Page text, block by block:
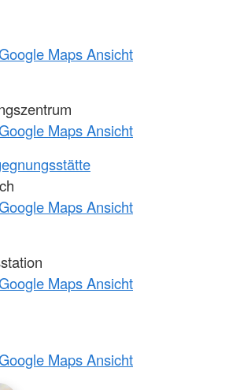
Maps Ansicht
Maps Ansicht
Maps Ansicht
Maps Ansicht
Maps Ansicht